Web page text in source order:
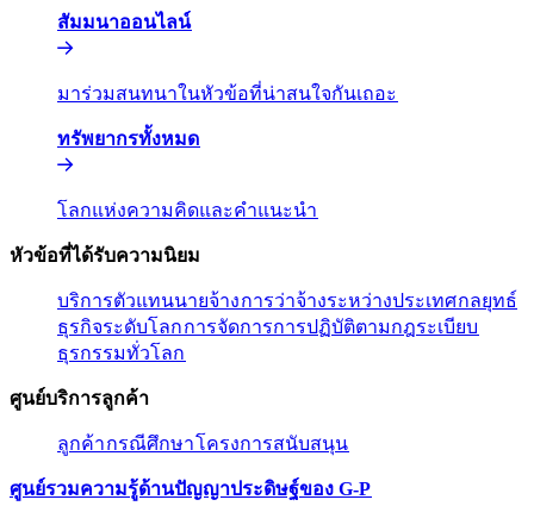
สัมมนาออนไลน์​​
มาร่วมสนทนาในหัวข้อที่น่าสนใจกันเถอะ​​
ทรัพยากรทั้งหมด​​
โลกแห่งความคิดและคำแนะนำ​​
หัวข้อที่ได้รับความนิยม​​
บริการตัวแทนนายจ้าง​​การว่าจ้างระหว่างประเทศ​​กลยุทธ์
ธุรกิจระดับโลก​​การจัดการการปฏิบัติตามกฎระเบียบ​​
ธุรกรรมทั่วโลก​​
ศูนย์บริการลูกค้า​​
ลูกค้า​​กรณีศึกษา​​โครงการสนับสนุน​​
ศูนย์รวมความรู้ด้านปัญญาประดิษฐ์ของ G-P​​